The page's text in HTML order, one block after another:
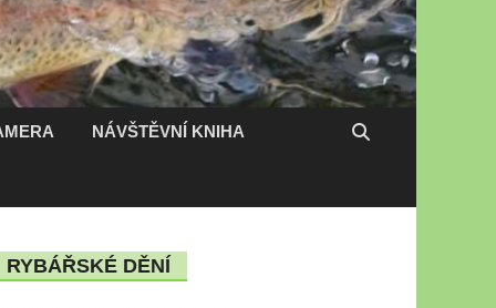
NÁVŠTĚVNÍ KNIHA
RYBÁŘSKÉ DĚNÍ